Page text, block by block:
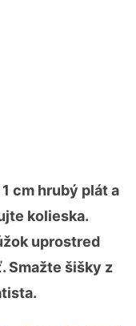
cm hrubý plát a
kolieska.
uprostred
Smažte šišky z